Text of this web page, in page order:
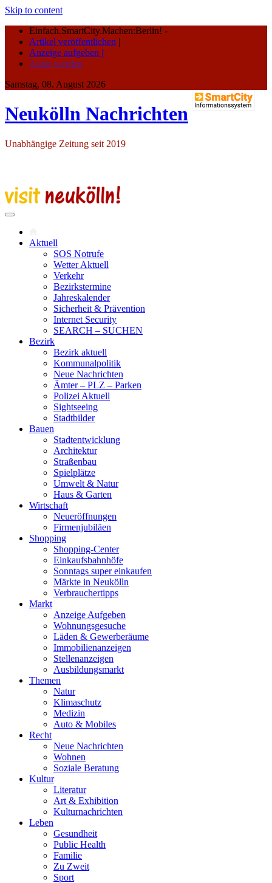
Skip to content
Einfach.SmartCity.Machen:Berlin! -
Artikel veröffentlichen |
Anzeige aufgeben |
Autor werden
Samstag, 08. August 2026
Neukölln Nachrichten
Unabhängige Zeitung seit 2019
Aktuell
SOS Notrufe
Wetter Aktuell
Verkehr
Bezirkstermine
Jahreskalender
Sicherheit & Prävention
Internet Security
SEARCH – SUCHEN
Bezirk
Bezirk aktuell
Kommunalpolitik
Neue Nachrichten
Ämter – PLZ – Parken
Polizei Aktuell
Sightseeing
Stadtbilder
Bauen
Stadtentwicklung
Architektur
Straßenbau
Spielplätze
Umwelt & Natur
Haus & Garten
Wirtschaft
Neueröffnungen
Firmenjubiläen
Shopping
Shopping-Center
Einkaufsbahnhöfe
Sonntags super einkaufen
Märkte in Neukölln
Verbrauchertipps
Markt
Anzeige Aufgeben
Wohnungsgesuche
Läden & Gewerberäume
Immobilienanzeigen
Stellenanzeigen
Ausbildungsmarkt
Themen
Natur
Klimaschutz
Medizin
Auto & Mobiles
Recht
Neue Nachrichten
Wohnen
Soziale Beratung
Kultur
Literatur
Art & Exhibition
Kulturnachrichten
Leben
Gesundheit
Public Health
Familie
Zu Zweit
Sport